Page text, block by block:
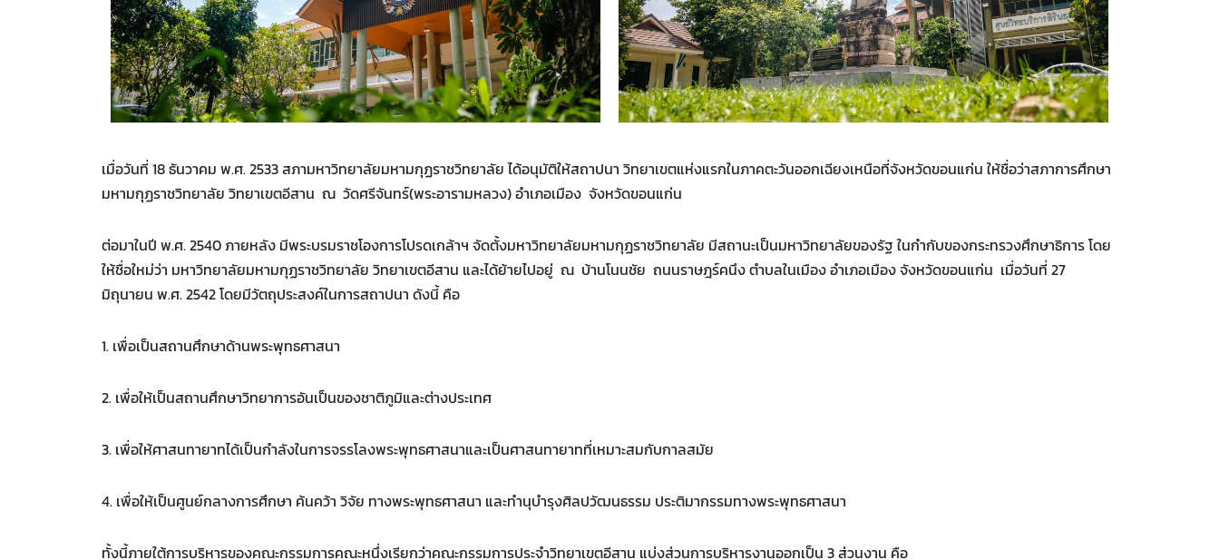
เมื่อวันที่ 18 ธันวาคม พ.ศ. 2533 สภามหาวิทยาลัยมหามกุฏราชวิทยาลัย ได้อนุมัติให้สถาปนา วิทยาเขตแห่งแรกในภาคตะวันออกเฉียงเหนือที่จังหวัดขอนแก่น ให้ชื่อว่าสภาการศึกษา
มหามกุฏราชวิทยาลัย วิทยาเขตอีสาน ณ วัดศรีจันทร์(พระอารามหลวง) อำเภอเมือง จังหวัดขอนแก่น
ต่อมาในปี พ.ศ. 2540 ภายหลัง มีพระบรมราชโองการโปรดเกล้าฯ จัดตั้งมหาวิทยาลัยมหามกุฏราชวิทยาลัย มีสถานะเป็นมหาวิทยาลัยของรัฐ ในกำกับของกระทรวงศึกษาธิการ โดย
ให้ชื่อใหม่ว่า มหาวิทยาลัยมหามกุฏราชวิทยาลัย วิทยาเขตอีสาน และได้ย้ายไปอยู่ ณ บ้านโนนชัย ถนนราษฎร์คนึง ตำบลในเมือง อำเภอเมือง จังหวัดขอนแก่น เมื่อวันที่ 27
มิถุนายน พ.ศ. 2542 โดยมีวัตถุประสงค์ในการสถาปนา ดังนี้ คือ
1. เพื่อเป็นสถานศึกษาด้านพระพุทธศาสนา
2. เพื่อให้เป็นสถานศึกษาวิทยาการอันเป็นของชาติภูมิและต่างประเทศ
3. เพื่อให้ศาสนทายาทได้เป็นกำลังในการจรรโลงพระพุทธศาสนาและเป็นศาสนทายาทที่เหมาะสมกับกาลสมัย
4. เพื่อให้เป็นศูนย์กลางการศึกษา ค้นคว้า วิจัย ทางพระพุทธศาสนา และทำนุบำรุงศิลปวัฒนธรรม ประติมากรรมทางพระพุทธศาสนา
ทั้งนี้ภายใต้การบริหารของคณะกรรมการคณะหนึ่งเรียกว่าคณะกรรมการประจำวิทยาเขตอีสาน แบ่งส่วนการบริหารงานออกเป็น 3 ส่วนงาน คือ